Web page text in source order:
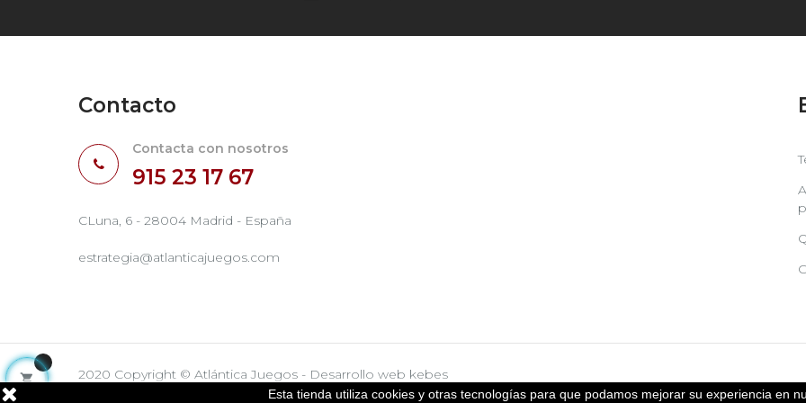
Contacto
Contacta con nosotros
915 23 17 67
CLuna, 6 - 28004 Madrid - España
estrategia@atlanticajuegos.com
Esta tienda utiliza cookies y otras tecnologías para que podamos mejorar su experiencia en
2020 Copyright © Atlántica Juegos - Desarrollo web kebes
